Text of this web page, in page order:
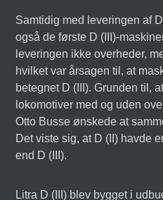
Samtidig med leveringen af
også de første D (III)-
leveringen ikke overheder,
hvilket var årsagen til, at
betegnet D (III). Grunden til,
lokomotiver med og uden
Otto Busse ønskede at
Det viste sig, at D (II) havde
end D (III).
Litra D (III) blev bygget i